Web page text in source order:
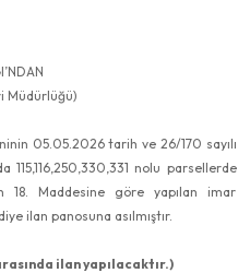
05.05.2026 tarih ve 26/170 sayılı
nolu parsellerde
18. Maddesine göre yapılan imar
ilan panosuna asılmıştır.
ilan yapılacaktır.)